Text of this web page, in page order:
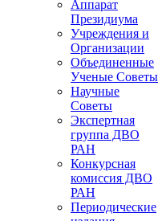
Аппарат
Президиума
Учреждения и
Организации
Объединенные
Ученые Советы
Научные
Советы
Экспертная
группа ДВО
РАН
Конкурсная
комиссия ДВО
РАН
Периодические